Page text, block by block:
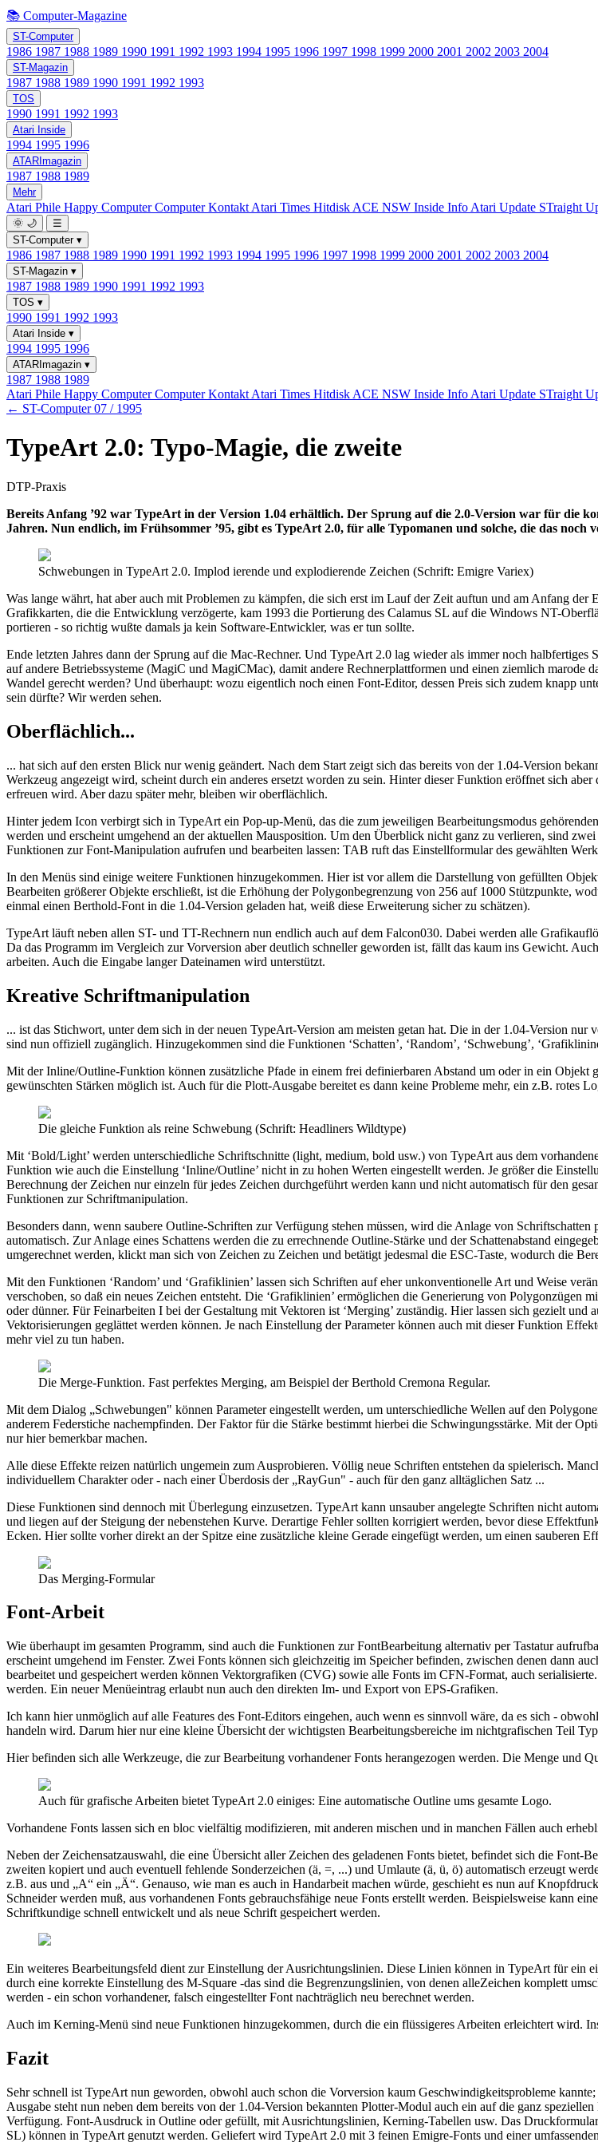
📚 Computer-Magazine
ST-Computer
1986 1987 1988 1989 1990 1991 1992 1993 1994 1995 1996 1997 1998 1999 2000 2001 2002 2003 2004
ST-Magazin
1987 1988 1989 1990 1991 1992 1993
TOS
1990 1991 1992 1993
Atari Inside
1994 1995 1996
ATARImagazin
1987 1988 1989
Mehr
Atari Phile Happy ComputerComputer Kontakt Atari Times Hitdisk ACE NSW Inside Info Atari Update STraight
🌞 🌙
☰
ST-Computer ▾
1986 1987 1988 1989 1990 1991 1992 1993 1994 1995 1996 1997 1998 1999 2000 2001 2002 2003 2004
ST-Magazin ▾
1987 1988 1989 1990 1991 1992 1993
TOS ▾
1990 1991 1992 1993
Atari Inside ▾
1994 1995 1996
ATARImagazin ▾
1987 1988 1989
Atari Phile Happy ComputerComputer Kontakt Atari Times Hitdisk ACE NSW Inside Info Atari Update STraight
← ST-Computer 07 / 1995
TypeArt 2.0: Typo-Magie, die zweite
DTP-Praxis
Bereits Anfang ’92 war TypeArt in der Version 1.04 erhältlich. Der Sprung auf die 2.0-Version war für die
Jahren. Nun endlich, im Frühsommer ’95, gibt es TypeArt 2.0, für alle Typomanen und solche, die das noch
Schwebungen in TypeArt 2.0. Implod ierende und explodierende Zeichen (Schrift: Emigre Variex)
Was lange währt, hat aber auch mit Problemen zu kämpfen, die sich erst im Lauf der Zeit auftun und am Anfang
Grafikkarten, die die Entwicklung verzögerte, kam 1993 die Portierung des Calamus SL auf die Windows NT-
portieren - so richtig wußte damals ja kein Software-Entwickler, was er tun sollte.
Ende letzten Jahres dann der Sprung auf die Mac-Rechner. Und TypeArt 2.0 lag wieder als immer noch
auf andere Betriebssysteme (MagiC und MagiCMac), damit andere Rechnerplattformen und einen ziemlich
Wandel gerecht werden? Und überhaupt: wozu eigentlich noch einen Font-Editor, dessen Preis sich zudem knapp
sein dürfte? Wir werden sehen.
Oberflächlich...
... hat sich auf den ersten Blick nur wenig geändert. Nach dem Start zeigt sich das bereits von der 1.04-Version
Werkzeug angezeigt wird, scheint durch ein anderes ersetzt worden zu sein. Hinter dieser Funktion eröffnet sich
erfreuen wird. Aber dazu später mehr, bleiben wir oberflächlich.
Hinter jedem Icon verbirgt sich in TypeArt ein Pop-up-Menü, das die zum jeweiligen Bearbeitungsmodus
werden und erscheint umgehend an der aktuellen Mausposition. Um den Überblick nicht ganz zu verlieren, sind
Funktionen zur Font-Manipulation aufrufen und bearbeiten lassen: TAB ruft das Einstellformular des gewählten
In den Menüs sind einige weitere Funktionen hinzugekommen. Hier ist vor allem die Darstellung von gefüllten
Bearbeiten größerer Objekte erschließt, ist die Erhöhung der Polygonbegrenzung von 256 auf 1000 Stützpunkte,
einmal einen Berthold-Font in die 1.04-Version geladen hat, weiß diese Erweiterung sicher zu schätzen).
TypeArt läuft neben allen ST- und TT-Rechnern nun endlich auch auf dem Falcon030. Dabei werden alle
Da das Programm im Vergleich zur Vorversion aber deutlich schneller geworden ist, fällt das kaum ins Gewicht.
arbeiten. Auch die Eingabe langer Dateinamen wird unterstützt.
Kreative Schriftmanipulation
... ist das Stichwort, unter dem sich in der neuen TypeArt-Version am meisten getan hat. Die in der 1.04-Version
sind nun offiziell zugänglich. Hinzugekommen sind die Funktionen ‘Schatten’, ‘Random’, ‘Schwebung’,
Mit der Inline/Outline-Funktion können zusätzliche Pfade in einem frei definierbaren Abstand um oder in ein
gewünschten Stärken möglich ist. Auch für die Plott-Ausgabe bereitet es dann keine Probleme mehr, ein z.B. rotes
Die gleiche Funktion als reine Schwebung (Schrift: Headliners Wildtype)
Mit ‘Bold/Light’ werden unterschiedliche Schriftschnitte (light, medium, bold usw.) von TypeArt aus dem
Funktion wie auch die Einstellung ‘Inline/Outline’ nicht in zu hohen Werten eingestellt werden. Je größer die
Berechnung der Zeichen nur einzeln für jedes Zeichen durchgeführt werden kann und nicht automatisch für den
Funktionen zur Schriftmanipulation.
Besonders dann, wenn saubere Outline-Schriften zur Verfügung stehen müssen, wird die Anlage von
automatisch. Zur Anlage eines Schattens werden die zu errechnende Outline-Stärke und der Schattenabstand
umgerechnet werden, klickt man sich von Zeichen zu Zeichen und betätigt jedesmal die ESC-Taste, wodurch die
Mit den Funktionen ‘Random’ und ‘Grafiklinien’ lassen sich Schriften auf eher unkonventionelle Art und Weise
verschoben, so daß ein neues Zeichen entsteht. Die ‘Grafiklinien’ ermöglichen die Generierung von
oder dünner. Für Feinarbeiten I bei der Gestaltung mit Vektoren ist ‘Merging’ zuständig. Hier lassen sich gezielt
Vektorisierungen geglättet werden können. Je nach Einstellung der Parameter können auch mit dieser Funktion
mehr viel zu tun haben.
Die Merge-Funktion. Fast perfektes Merging, am Beispiel der Berthold Cremona Regular.
Mit dem Dialog „Schwebungen" können Parameter eingestellt werden, um unterschiedliche Wellen auf den
anderem Federstiche nachempfinden. Der Faktor für die Stärke bestimmt hierbei die Schwingungsstärke. Mit der
nur hier bemerkbar machen.
Alle diese Effekte reizen natürlich ungemein zum Ausprobieren. Völlig neue Schriften entstehen da spielerisch.
individuellem Charakter oder - nach einer Überdosis der „RayGun" - auch für den ganz alltäglichen Satz ...
Diese Funktionen sind dennoch mit Überlegung einzusetzen. TypeArt kann unsauber angelegte Schriften nicht
und liegen auf der Steigung der nebenstehen Kurve. Derartige Fehler sollten korrigiert werden, bevor diese
Ecken. Hier sollte vorher direkt an der Spitze eine zusätzliche kleine Gerade eingefügt werden, um einen sauberen
Das Merging-Formular
Font-Arbeit
Wie überhaupt im gesamten Programm, sind auch die Funktionen zur FontBearbeitung alternativ per Tastatur
erscheint umgehend im Fenster. Zwei Fonts können sich gleichzeitig im Speicher befinden, zwischen denen dann
bearbeitet und gespeichert werden können Vektorgrafiken (CVG) sowie alle Fonts im CFN-Format, auch
werden. Ein neuer Menüeintrag erlaubt nun auch den direkten Im- und Export von EPS-Grafiken.
Ich kann hier unmöglich auf alle Features des Font-Editors eingehen, auch wenn es sinnvoll wäre, da es sich -
handeln wird. Darum hier nur eine kleine Übersicht der wichtigsten Bearbeitungsbereiche im nichtgrafischen Teil
Hier befinden sich alle Werkzeuge, die zur Bearbeitung vorhandener Fonts herangezogen werden. Die Menge und
Auch für grafische Arbeiten bietet TypeArt 2.0 einiges: Eine automatische Outline ums gesamte Logo.
Vorhandene Fonts lassen sich en bloc vielfältig modifizieren, mit anderen mischen und in manchen Fällen auch
Neben der Zeichensatzauswahl, die eine Übersicht aller Zeichen des geladenen Fonts bietet, befindet sich die Font-
zweiten kopiert und auch eventuell fehlende Sonderzeichen (ä, =, ...) und Umlaute (ä, ü, ö) automatisch erzeugt
z.B. aus und „A“ ein „Ä“. Genauso, wie man es auch in Handarbeit machen würde, geschieht es nun auf
Schneider werden muß, aus vorhandenen Fonts gebrauchsfähige neue Fonts erstellt werden. Beispielsweise kann
Schriftkundige schnell entwickelt und als neue Schrift gespeichert werden.
Ein weiteres Bearbeitungsfeld dient zur Einstellung der Ausrichtungslinien. Diese Linien können in TypeArt für ein
durch eine korrekte Einstellung des M-Square -das sind die Begrenzungslinien, von denen alleZeichen komplett
werden - ein schon vorhandener, falsch eingestellter Font nachträglich neu berechnet werden.
Auch im Kerning-Menü sind neue Funktionen hinzugekommen, durch die ein flüssigeres Arbeiten erleichtert wird.
Fazit
Sehr schnell ist TypeArt nun geworden, obwohl auch schon die Vorversion kaum Geschwindigkeitsprobleme
Ausgabe steht nun neben dem bereits von der 1.04-Version bekannten Plotter-Modul auch ein auf die ganz
Verfügung. Font-Ausdruck in Outline oder gefüllt, mit Ausrichtungslinien, Kerning-Tabellen usw. Das
SL) können in TypeArt genutzt werden. Geliefert wird TypeArt 2.0 mit 3 feinen Emigre-Fonts und einer